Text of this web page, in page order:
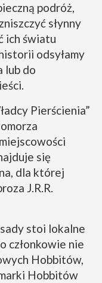
podróż,
słynny
ich światu
odsyłamy
lub do
Pierścienia”
się
dla której
J.R.R.
stoi lokalne
członkowie nie
Hobbitów,
Hobbitów